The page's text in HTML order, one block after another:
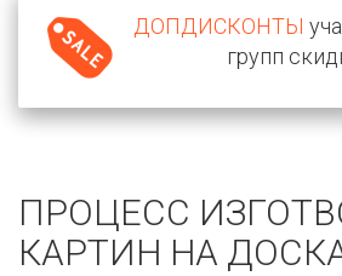
ДОПДИСКОНТЫ
групп
ПРОЦЕСС
КАРТИН НА